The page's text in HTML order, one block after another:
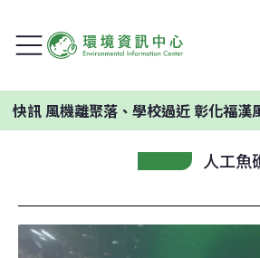
離聚落、學校過近 彰化福漢風電案環
人工魚